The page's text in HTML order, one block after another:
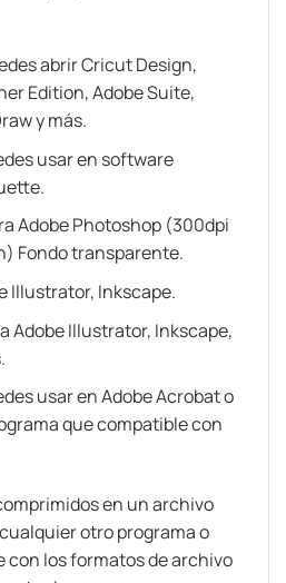
abrir Cricut Design,
Edition, Adobe Suite,
y más.
usar en software
Adobe Photoshop (300dpi
Fondo transparente.
Illustrator, Inkscape.
Adobe Illustrator, Inkscape,
usar en Adobe Acrobat o
que compatible con
en un archivo
otro programa o
con los formatos de archivo